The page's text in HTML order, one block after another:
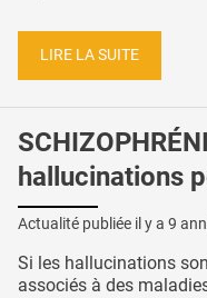
LIRE LA SUITE
hallucinations
Actualité publiée il y a 9
Si les hallucinations
associés à des